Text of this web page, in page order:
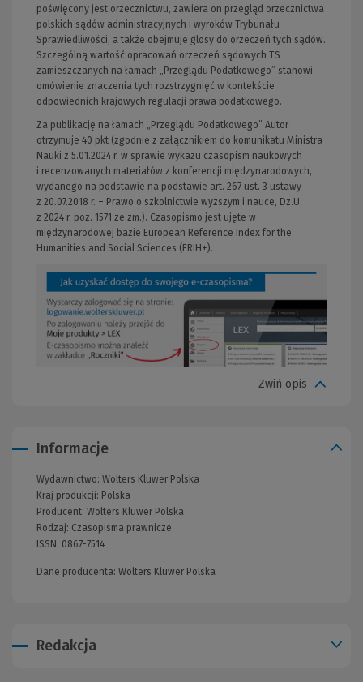
poświęcony jest orzecznictwu, zawiera on przegląd orzecznictwa
polskich sądów administracyjnych i wyroków Trybunału
Sprawiedliwości, a także obejmuje glosy do orzeczeń tych sądów.
Szczególną wartość opracowań orzeczeń sądowych TS
zamieszczanych na łamach „Przeglądu Podatkowego” stanowi
omówienie znaczenia tych rozstrzygnięć w kontekście
odpowiednich krajowych regulacji prawa podatkowego.
Za publikację na łamach „Przeglądu Podatkowego” Autor
otrzymuje 40 pkt (zgodnie z załącznikiem do komunikatu Ministra
Nauki z 5.01.2024 r. w sprawie wykazu czasopism naukowych
i recenzowanych materiałów z konferencji międzynarodowych,
wydanego na podstawie na podstawie art. 267 ust. 3 ustawy
z 20.07.2018 r. – Prawo o szkolnictwie wyższym i nauce, Dz.U.
z 2024 r. poz. 1571 ze zm.). Czasopismo jest ujęte w
międzynarodowej bazie European Reference Index for the
Humanities and Social Sciences (ERIH+).
Zwiń opis
Informacje
Wydawnictwo: Wolters Kluwer Polska
Kraj produkcji: Polska
Producent: Wolters Kluwer Polska
Rodzaj: Czasopisma prawnicze
ISSN: 0867-7514
Dane producenta: Wolters Kluwer Polska
Redakcja